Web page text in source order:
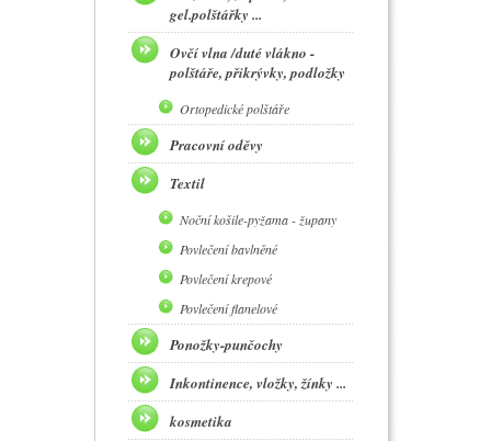
gel.polštářky ...
Ovčí vlna /duté vlákno -
polštáře, přikrývky, podložky
Ortopedické polštáře
Pracovní oděvy
Textil
Noční košile-pyžama - župany
Povlečení bavlněné
Povlečení krepové
Povlečení flanelové
Ponožky-punčochy
Inkontinence, vložky, žínky ...
kosmetika